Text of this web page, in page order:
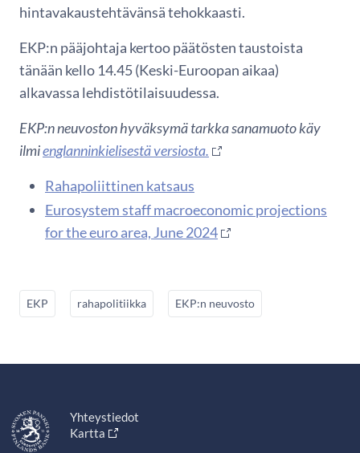
hintavakaustehtävänsä tehokkaasti.
EKP:n pääjohtaja kertoo päätösten taustoista
tänään kello 14.45 (Keski-Euroopan aikaa)
alkavassa lehdistötilaisuudessa.
EKP:n neuvoston hyväksymä tarkka sanamuoto käy
ilmienglanninkielisestä versiosta.
Rahapoliittinen katsaus
Eurosystem staff macroeconomic projections
for the euro area, June 2024
EKP rahapolitiikka EKP:n neuvosto
Yhteystiedot
Kartta